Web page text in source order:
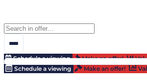
Schedule a viewing Make an offer!
Schedule a viewing
Make an offer!